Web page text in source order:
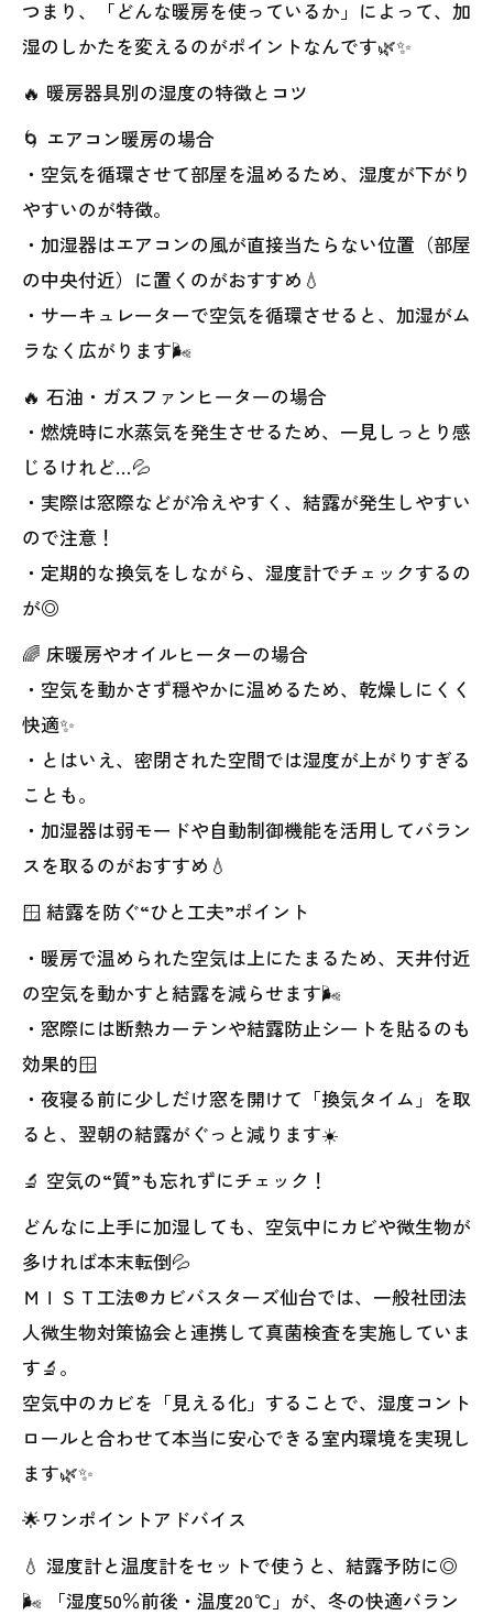
つまり、「どんな暖房を使っているか」によって、加
湿のしかたを変えるのがポイントなんです🌿✨
🔥 暖房器具別の湿度の特徴とコツ
🌀 エアコン暖房の場合
・空気を循環させて部屋を温めるため、湿度が下がり
やすいのが特徴。
・加湿器はエアコンの風が直接当たらない位置（部屋
の中央付近）に置くのがおすすめ💧
・サーキュレーターで空気を循環させると、加湿がム
ラなく広がります🌬️
🔥 石油・ガスファンヒーターの場合
・燃焼時に水蒸気を発生させるため、一見しっとり感
じるけれど…💦
・実際は窓際などが冷えやすく、結露が発生しやすい
ので注意！
・定期的な換気をしながら、湿度計でチェックするの
が◎
🌈 床暖房やオイルヒーターの場合
・空気を動かさず穏やかに温めるため、乾燥しにくく
快適✨
・とはいえ、密閉された空間では湿度が上がりすぎる
ことも。
・加湿器は弱モードや自動制御機能を活用してバラン
スを取るのがおすすめ💧
🪟 結露を防ぐ“ひと工夫”ポイント
・暖房で温められた空気は上にたまるため、天井付近
の空気を動かすと結露を減らせます🌬️
・窓際には断熱カーテンや結露防止シートを貼るのも
効果的🪟
・夜寝る前に少しだけ窓を開けて「換気タイム」を取
ると、翌朝の結露がぐっと減ります☀️
🔬 空気の“質”も忘れずにチェック！
どんなに上手に加湿しても、空気中にカビや微生物が
多ければ本末転倒💦
ＭＩＳＴ工法®カビバスターズ仙台では、一般社団法
人微生物対策協会と連携して真菌検査を実施していま
す🔬。
空気中のカビを「見える化」することで、湿度コント
ロールと合わせて本当に安心できる室内環境を実現し
ます🌿✨
🌟ワンポイントアドバイス
💧 湿度計と温度計をセットで使うと、結露予防に◎
🌬️ 「湿度50％前後・温度20℃」が、冬の快適バラン